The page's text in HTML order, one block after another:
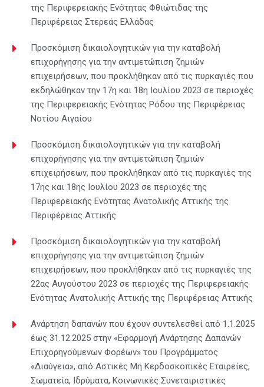
της Περιφερειακής Ενότητας Φθιώτιδας της
Περιφέρειας Στερεάς Ελλάδας
Προσκόμιση δικαιολογητικών για την καταβολή
επιχορήγησης για την αντιμετώπιση ζημιών
επιχειρήσεων, που προκλήθηκαν από τις πυρκαγιές που
εκδηλώθηκαν την 17η και 18η Ιουλίου 2023 σε περιοχές
της Περιφερειακής Ενότητας Ρόδου της Περιφέρειας
Νοτίου Αιγαίου
Προσκόμιση δικαιολογητικών για την καταβολή
επιχορήγησης για την αντιμετώπιση ζημιών
επιχειρήσεων, που προκλήθηκαν από τις πυρκαγιές της
17ης και 18ης Ιουλίου 2023 σε περιοχές της
Περιφερειακής Ενότητας Ανατολικής Αττικής της
Περιφέρειας Αττικής
Προσκόμιση δικαιολογητικών για την καταβολή
επιχορήγησης για την αντιμετώπιση ζημιών
επιχειρήσεων, που προκλήθηκαν από τις πυρκαγιές της
22ας Αυγούστου 2023 σε περιοχές της Περιφερειακής
Ενότητας Ανατολικής Αττικής της Περιφέρειας Αττικής
Ανάρτηση δαπανών που έχουν συντελεσθεί από 1.1.2025
έως 31.12.2025 στην «Εφαρμογή Ανάρτησης Δαπανών
Επιχορηγούμενων Φορέων» του Προγράμματος
«Διαύγεια», από Αστικές Μη Κερδοσκοπικές Εταιρείες,
Σωματεία, Ιδρύματα, Κοινωνικές Συνεταιριστικές